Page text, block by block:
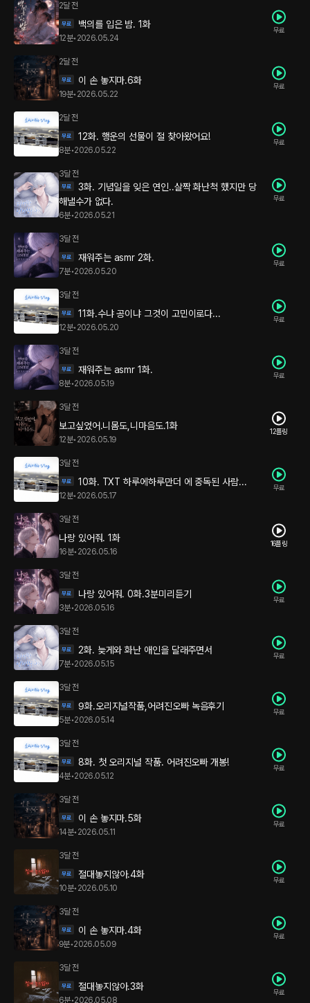
2달 전
백의를 입은 밤. 1화
12분• 2026.05.24
무료
2달 전
이 손 놓지마.6화
19분• 2026.05.22
무료
2달 전
12화. 행운의 선물이 절 찾아왔어요!
8분•2026.05.22
무료
3달 전
3화. 기념일을 잊은 연인..살짝 화난척 했지만 당
해낼수가 없다.
6분•2026.05.21
무료
3달 전
재워주는 asmr 2화.
7분•2026.05.20
무료
3달 전
11화.수냐 공이냐 그것이 고민이로다...
12분• 2026.05.20
무료
3달 전
재워주는 asmr 1화.
8분•2026.05.19
무료
3달 전
보고싶었어.니몸도,니마음도.1화
12분• 2026.05.19
12플링
3달 전
10화. TXT 하루에하루만더 에 중독된 사람...
12분• 2026.05.17
무료
3달 전
나랑 있어줘. 1화
16분• 2026.05.16
16플링
3달 전
나랑 있어줘. 0화.3분미리듣기
3분•2026.05.16
무료
3달 전
2화. 늦게와 화난 애인을 달래주면서
7분•2026.05.15
무료
3달 전
9화.오리지널작품,어려진오빠 녹음후기
5분•2026.05.14
무료
3달 전
8화. 첫 오리지널 작품. 어려진오빠 개봉!
4분•2026.05.12
무료
3달 전
이 손 놓지마.5화
14분• 2026.05.11
무료
3달 전
절대놓지않아.4화
10분• 2026.05.10
무료
3달 전
이 손 놓지마.4화
9분•2026.05.09
무료
3달 전
절대놓지않아.3화
6분•2026.05.08
무료